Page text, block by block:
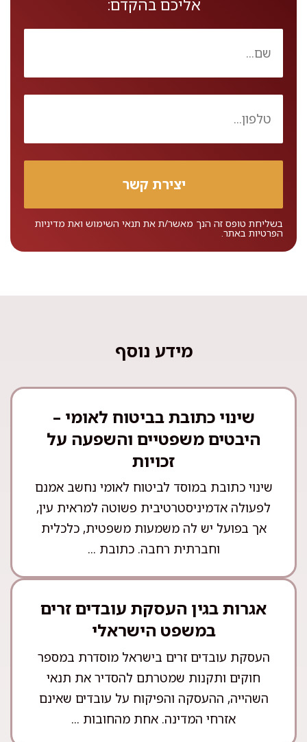
אליכם בהקדם:
בשליחת טופס זה הנך מאשר/ת את תנאי השימוש ואת מדיניות
הפרטיות באתר.
מידע נוסף
שינוי כתובת בביטוח לאומי –
היבטים משפטיים והשפעה על
זכויות
שינוי כתובת במוסד לביטוח לאומי נחשב אמנם
לפעולה אדמיניסטרטיבית פשוטה למראית עין,
אך בפועל יש לה משמעות משפטית, כלכלית
וחברתית רחבה. כתובת ...
אגרות בגין העסקת עובדים זרים
במשפט הישראלי
העסקת עובדים זרים בישראל מוסדרת במספר
חוקים ותקנות שמטרתם להסדיר את תנאי
השהייה, ההעסקה והפיקוח על עובדים שאינם
אזרחי המדינה. אחת מהחובות ...